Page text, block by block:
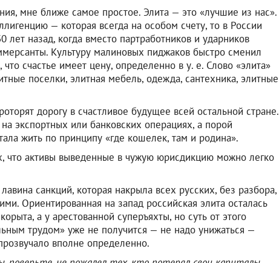
мне ближе самое простое. Элита — это «лучшие из нас».
— которая всегда на особом счету, то в России
назад, когда вместо партработников и ударников
Культуру малиновых пиджаков быстро сменил
счастье имеет цену, определенно в у. е. Слово «элита»
поселки, элитная мебель, одежда, сантехника, элитные
дорогу в счастливое будущее всей остальной стране.
экспортных или банковских операциях, а порой
жить по принципу «где кошелек, там и родина».
что активы выведенные в чужую юрисдикцию можно легко
санкций, которая накрыла всех русских, без разбора,
Ориентированная на запад российская элита осталась
а у арестованной суперъяхты, но суть от этого
трудом» уже не получится — не надо унижаться —
вполне определенно.